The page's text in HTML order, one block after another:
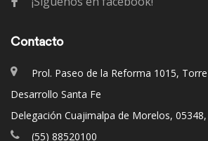
Contacto
Prol. Paseo de la Reforma 1015,
Desarrollo Santa Fe
Delegación Cuajimalpa de Morelos,
(55) 88520100